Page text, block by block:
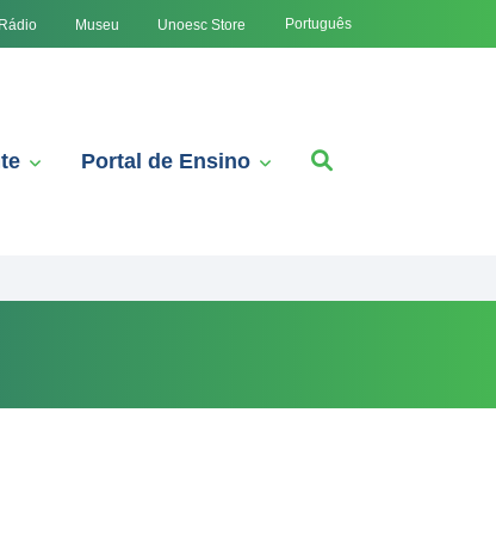
Rádio Museu Unoesc Store Português
Portal de Ensino